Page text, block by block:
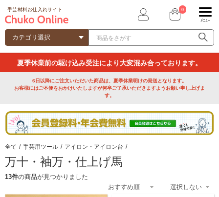
手芸材料お仕入れサイト 0
ﾒﾆｭｰ
夏季休業前の駆け込み受注により大変混み合っております。
6日以降にご注文いただいた商品は、夏季休業明けの発送となります。
お客様にはご不便をおかけいたしますが何卒ご了承いただきますようお願い申し上げま
す。
全て / 手芸用ツール / アイロン・アイロン台 /
万十・袖万・仕上げ馬
13件の商品が見つかりました